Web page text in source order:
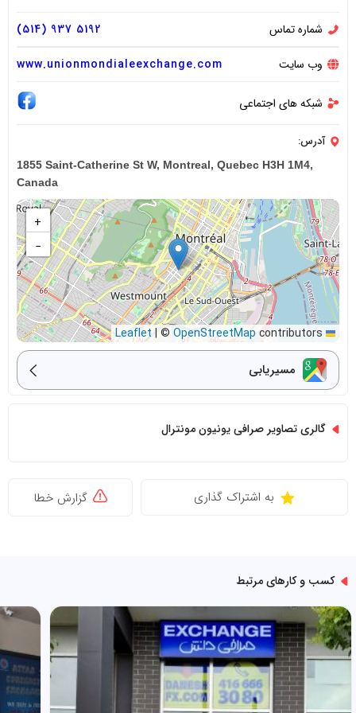
شماره تماس
5192 937 (514)
وب سایت
www.unionmondialeexchange.com
شبکه های اجتماعی
آدرس:
1855 Saint-Catherine St W, Montreal, Quebec H3H 1M4,
Canada
+
−
|© OpenStreetMapcontributors
مسیریابی
گالری تصاویر صرافی یونیون مونترال
به اشتراک گذاری گزارش خطا
کسب و کارهای مرتبط